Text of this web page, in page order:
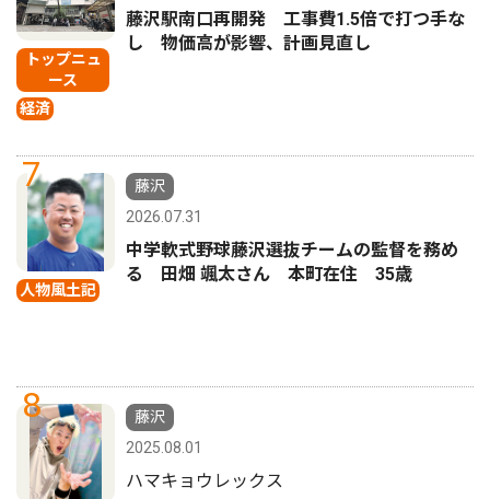
トップニュ
ース
経済
藤沢駅南口再開発 工事費1.5倍で打つ手な
し 物価高が影響、計画見直し
7
人物風土記
藤沢
2026.07.31
中学軟式野球藤沢選抜チームの監督を務め
る 田畑 颯太さん 本町在住 35歳
8
藤沢
2025.08.01
ハマキョウレックス